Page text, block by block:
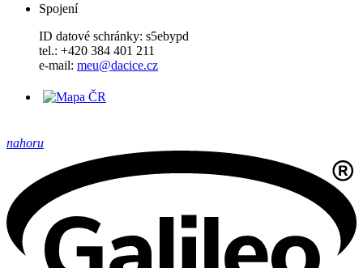
Spojení
ID datové schránky: s5ebypd
tel.: +420 384 401 211
e-mail: meu@dacice.cz
nahoru